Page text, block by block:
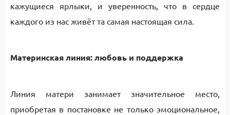
кажущиеся ярлыки, и уверенность, что в сердце
каждого из нас живёт та самая настоящая сила.
Материнская линия: любовь и поддержка
Линия матери занимает значительное место,
приобретая в постановке не только эмоциональное,